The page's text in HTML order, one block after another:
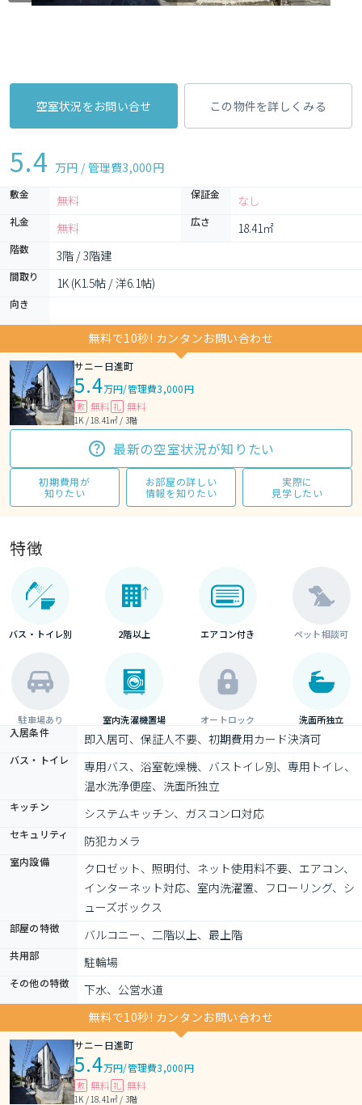
空室状況をお問い合せ この物件を詳しくみる
5.4 万円 / 管理費3,000円
敷金 無料 保証金 なし
礼金 無料 広さ 18.41㎡
階数 3階 / 3階建
間取り 1K (K1.5帖 / 洋6.1帖)
向き
無料で10秒! カンタンお問い合わせ
サニー日進町
5.4万円/管理費3,000円
敷 無料 礼 無料
1K / 18.41㎡ / 3階
最新の空室状況が知りたい
初期費用が
知りたい
お部屋の詳しい
情報を知りたい
実際に
見学したい
特徴
バス・トイレ別 2階以上 エアコン付き ペット相談可
駐車場あり 室内洗濯機置場 オートロック 洗面所独立
入居条件 即入居可、保証人不要、初期費用カード決済可
バス・トイレ
専用バス、浴室乾燥機、バストイレ別、専用トイレ、
温水洗浄便座、洗面所独立
キッチン システムキッチン、ガスコンロ対応
セキュリティ 防犯カメラ
室内設備
クロゼット、照明付、ネット使用料不要、エアコン、
インターネット対応、室内洗濯置、フローリング、シ
ューズボックス
部屋の特徴 バルコニー、二階以上、最上階
共用部 駐輪場
その他の特徴
下水、公営水道
無料で10秒! カンタンお問い合わせ
サニー日進町
5.4万円/管理費3,000円
敷 無料 礼 無料
1K / 18.41㎡ / 3階